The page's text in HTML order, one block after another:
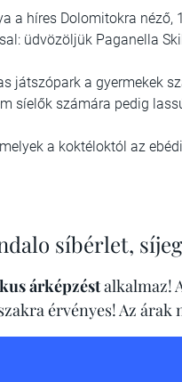
a híres Dolomitokra
üdvözöljük Paganella
játszópark a gyermekek
síelők számára pedig
a koktéloktól az
síbérlet,
árképzéstalkalmaz!
érvényes! Az